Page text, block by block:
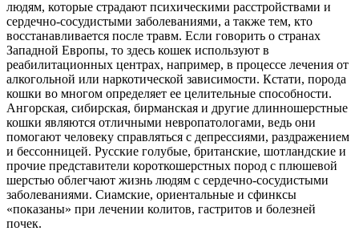
людям, которые страдают психическими расстройствами и
сердечно-сосудистыми заболеваниями, а также тем, кто
восстанавливается после травм. Если говорить о странах
Западной Европы, то здесь кошек используют в
реабилитационных центрах, например, в процессе лечения от
алкогольной или наркотической зависимости. Кстати, порода
кошки во многом определяет ее целительные способности.
Ангорская, сибирская, бирманская и другие длинношерстные
кошки являются отличными невропатологами, ведь они
помогают человеку справляться с депрессиями, раздражением
и бессонницей. Русские голубые, британские, шотландские и
прочие представители короткошерстных пород с плюшевой
шерстью облегчают жизнь людям с сердечно-сосудистыми
заболеваниями. Сиамские, ориентальные и сфинксы
«показаны» при лечении колитов, гастритов и болезней
почек.